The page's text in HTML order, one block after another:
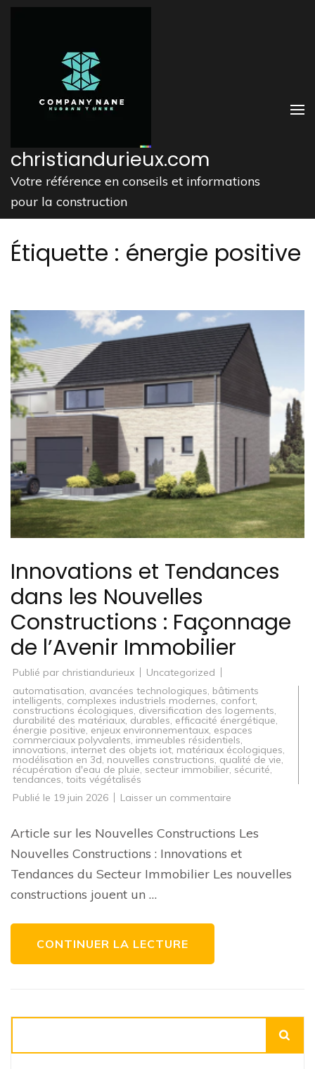
Aller
christiandurieux.com
Votre référence en conseils et informations
pour la construction
Étiquette : énergie positive
Innovations et Tendances
dans les Nouvelles
Constructions : Façonnage
de l’Avenir Immobilier
Publié par christiandurieux
Uncategorized
automatisation, avancées technologiques, bâtiments
intelligents, complexes industriels modernes, confort,
constructions écologiques, diversification des logements,
durabilité des matériaux, durables, efficacité énergétique,
énergie positive, enjeux environnementaux, espaces
commerciaux polyvalents, immeubles résidentiels,
innovations, internet des objets iot, matériaux écologiques,
modélisation en 3d, nouvelles constructions, qualité de vie,
récupération d'eau de pluie, secteur immobilier, sécurité,
tendances, toits végétalisés
Publié le 19 juin 2026 Laisser un commentaire
Tendances
dans
Nouvelles
:
Article sur les Nouvelles Constructions Les
Nouvelles Constructions : Innovations et
Tendances du Secteur Immobilier Les nouvelles
constructions jouent un …
CONTINUER LA LECTURE